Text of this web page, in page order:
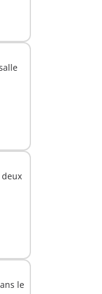
deux
le